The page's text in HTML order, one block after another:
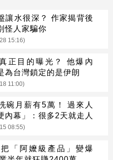
讓水很深？ 作家揭背後
怪人家騙你
15:16)
正目的曝光？ 他爆內
為台灣鎖定的是伊朗
11:00)
碗月薪有5萬！ 過來人
內幕」：很多2天就走人
08:55)
「阿嬤級產品」變爆